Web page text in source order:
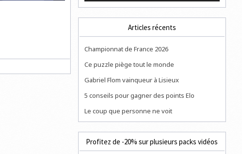
Articles récents
Championnat de France 2026
Ce puzzle piège tout le monde
Gabriel Flom vainqueur à Lisieux
5 conseils pour gagner des points Elo
Le coup que personne ne voit
Profitez de -20% sur plusieurs packs vidéos